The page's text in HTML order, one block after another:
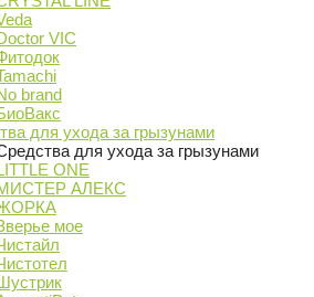
VIC
brand
для ухода за грызунами
для ухода за грызунами
ONE
АЛЕКС
мое